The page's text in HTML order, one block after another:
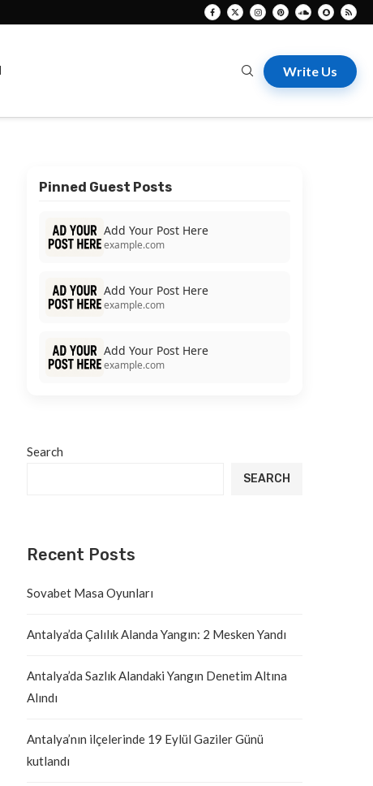
Write Us
Pinned Guest Posts
Add Your Post Here
example.com
Add Your Post Here
example.com
Add Your Post Here
example.com
Search
SEARCH
Recent Posts
Sovabet Masa Oyunları
Antalya’da Çalılık Alanda Yangın: 2 Mesken Yandı
Antalya’da Sazlık Alandaki Yangın Denetim Altına
Alındı
Antalya’nın ilçelerinde 19 Eylül Gaziler Günü
kutlandı